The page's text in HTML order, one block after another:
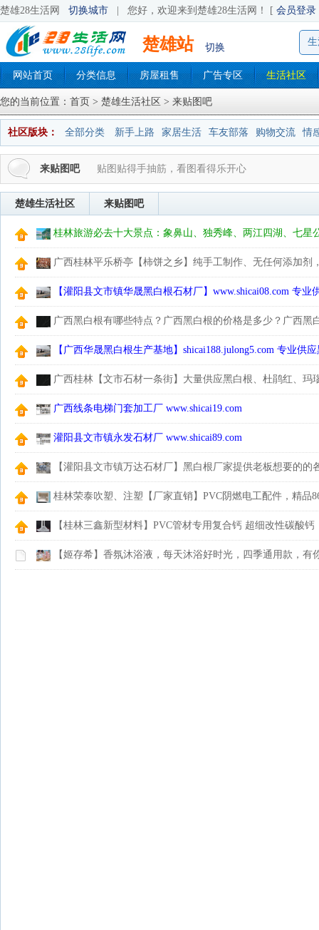
楚雄28生活网 切换城市 您好，欢迎来到楚雄28生活网！ [ 会员登录
楚雄站 切换
网站首页 分类信息 房屋租售 广告专区 生活社区
您的当前位置： 首页 > 楚雄生活社区 > 来贴图吧
社区版块： 全部分类 新手上路 家居生活 车友部落 购物交流 情
来贴图吧 贴图贴得手抽筋，看图看得乐开心
楚雄生活社区 来贴图吧
桂林旅游必去十大景点：象鼻山、独秀峰、两江四湖、七星
西街、遇龙河、银子岩等
广西桂林平乐桥亭【柿饼之乡】纯手工制作、无任何添加剂
联系订购！
【灌阳县文市镇华晟黑白根石材厂】www.shicai08.com 专
广西黑白根有哪些特点？广西黑白根的价格是多少？广西黑
牌口碑最好？
【广西华晟黑白根生产基地】shicai188.julong5.com 专业供
广西桂林【文市石材一条街】大量供应黑白根、杜鹃红、玛
花、木纹石等产品
广西线条电梯门套加工厂 www.shicai19.com
灌阳县文市镇永发石材厂 www.shicai89.com
【灌阳县文市镇万达石材厂】黑白根厂家提供老板想要的的
桂林荣泰吹塑、注塑【厂家直销】PVC阴燃电工配件，精品
【桂林三鑫新型材料】PVC管材专用复合钙 超细改性碳酸钙
【姬存希】香氛沐浴液，每天沐浴好时光，四季通用款，有